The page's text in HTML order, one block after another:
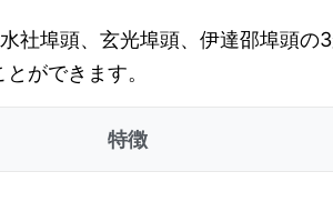
社埠頭、玄光埠頭、伊達邵埠頭の
ができます。
特徴